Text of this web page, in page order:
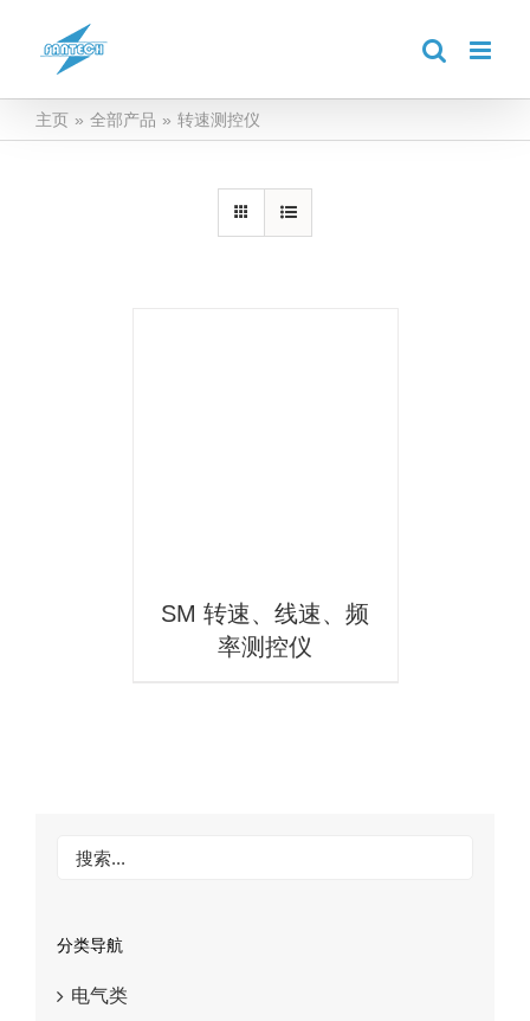
主页 » 全部产品 » 转速测控仪
SM 转速、线速、频
率测控仪
分类导航
电气类